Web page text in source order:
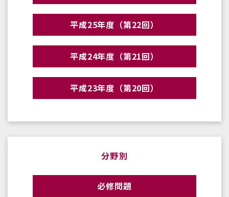
平成25年度（第22回）
平成24年度（第21回）
平成23年度（第20回）
分野別
必修問題